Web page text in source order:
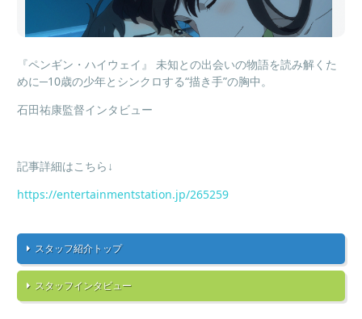
『ペンギン・ハイウェイ』 未知との出会いの物語を読み解くた
めに─10歳の少年とシンクロする“描き手”の胸中。
石田祐康監督インタビュー
記事詳細はこちら↓
https://entertainmentstation.jp/265259
スタッフ紹介トップ
スタッフインタビュー